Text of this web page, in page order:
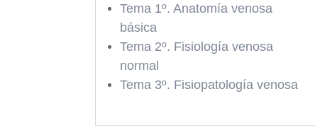
Tema 1º. Anatomía venosa
básica
Tema 2º. Fisiología venosa
normal
Tema 3º. Fisiopatología venosa